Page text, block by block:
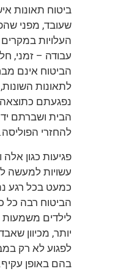
ביטוח תאונות
שעובד, מפני
העלויות
עבודה – זמני,
הביטוח אינם
לתאונות
נפגעתם כתוצאה
הבית ושברתם יד
להחזרי הפוליסה.
פגיעות כגון
עשויות למעשה
כמעט בכל רגע
הביטוח רבה כל
לילדים
יותר, מכיוון
לפגוע לא רק
בהם באופן עקיף.